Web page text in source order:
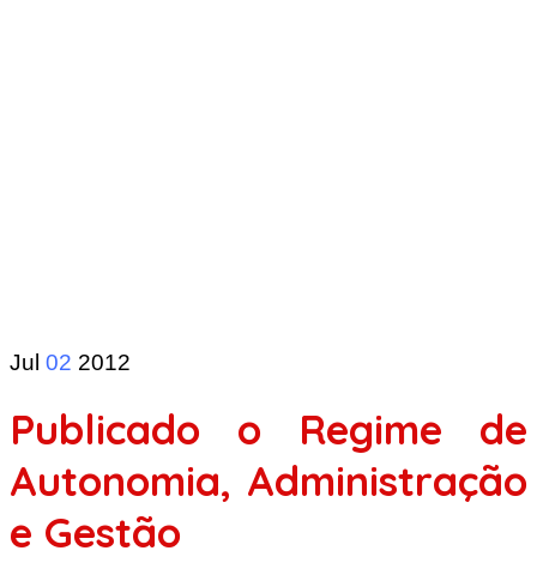
Jul 02 2012
Publicado o Regime de
Autonomia, Administração
e Gestão